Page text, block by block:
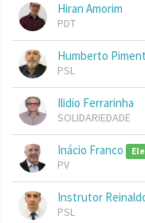
Hiran Amorim
PDT
Humberto
PSL
Ilidio Ferrarinha
SOLIDARIEDADE
Inácio Franco
PV
Instrutor
PSL